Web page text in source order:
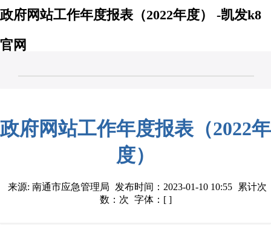
政府网站工作年度报表（2022年度） -凯发k8
官网
政府网站工作年度报表（2022年
度）
来源: 南通市应急管理局 发布时间：2023-01-10 10:55
累计次
数：次 字体：[ ]